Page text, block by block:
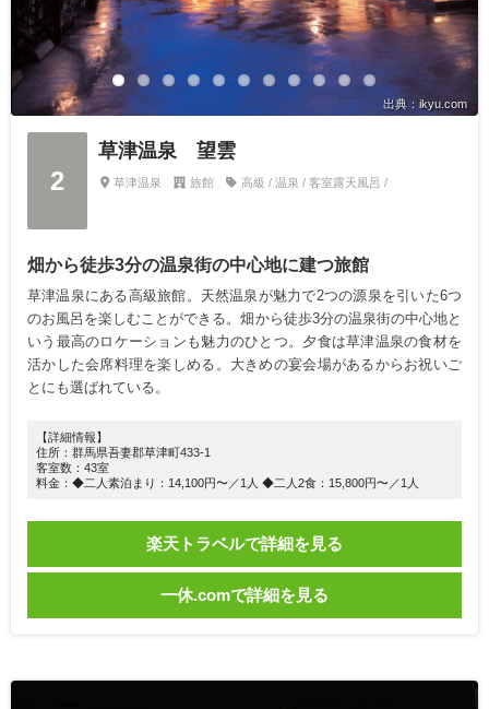
出典：ikyu.com
2
草津温泉 望雲
草津温泉 旅館 高級 / 温泉 / 客室露天風呂 /
畑から徒歩3分の温泉街の中心地に建つ旅館
草津温泉にある高級旅館。天然温泉が魅力で2つの源泉を引いた6つ
のお風呂を楽しむことができる。畑から徒歩3分の温泉街の中心地と
いう最高のロケーションも魅力のひとつ。夕食は草津温泉の食材を
活かした会席料理を楽しめる。大きめの宴会場があるからお祝いご
とにも選ばれている。
【詳細情報】
住所：群馬県吾妻郡草津町433-1
客室数：43室
料金：◆二人素泊まり：14,100円〜／1人 ◆二人2食：15,800円〜／1人
楽天トラベルで詳細を見る
一休.comで詳細を見る